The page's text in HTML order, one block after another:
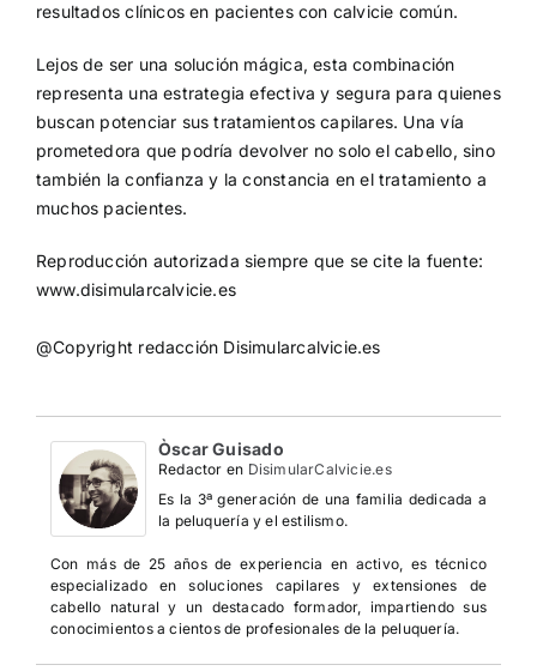
resultados clínicos en pacientes con calvicie común.
Lejos de ser una solución mágica, esta combinación
representa una estrategia efectiva y segura para quienes
buscan potenciar sus tratamientos capilares. Una vía
prometedora que podría devolver no solo el cabello, sino
también la confianza y la constancia en el tratamiento a
muchos pacientes.
Reproducción autorizada siempre que se cite la fuente:
www.disimularcalvicie.es
@Copyright redacción Disimularcalvicie.es
Òscar Guisado
Redactor en DisimularCalvicie.es
Es la 3ª generación de una familia dedicada a
la peluquería y el estilismo.
Con más de 25 años de experiencia en activo, es técnico
especializado en soluciones capilares y extensiones de
cabello natural y un destacado formador, impartiendo sus
conocimientos a cientos de profesionales de la peluquería.